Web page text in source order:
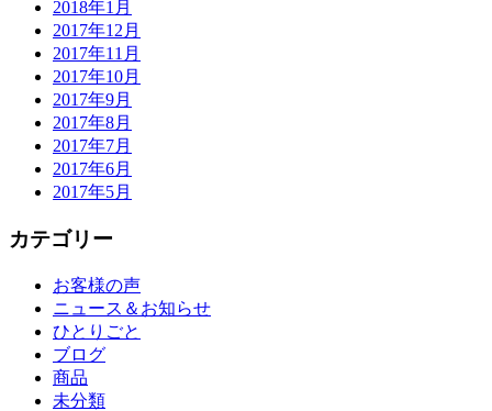
2018年1月
2017年12月
2017年11月
2017年10月
2017年9月
2017年8月
2017年7月
2017年6月
2017年5月
カテゴリー
お客様の声
ニュース＆お知らせ
ひとりごと
ブログ
商品
未分類